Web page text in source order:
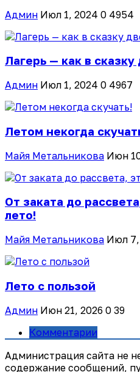
Админ Июл 1, 2024 0 4954
Лагерь — как в сказку
Админ Июл 1, 2024 0 4967
Летом некогда
Майя Метальникова Июн
От заката до
лето!
Майя Метальникова Июл 7,
Лето с пользой
Админ Июн 21, 2026 0 39
Комментарии
Администрация сайта не
содержание сообщений,